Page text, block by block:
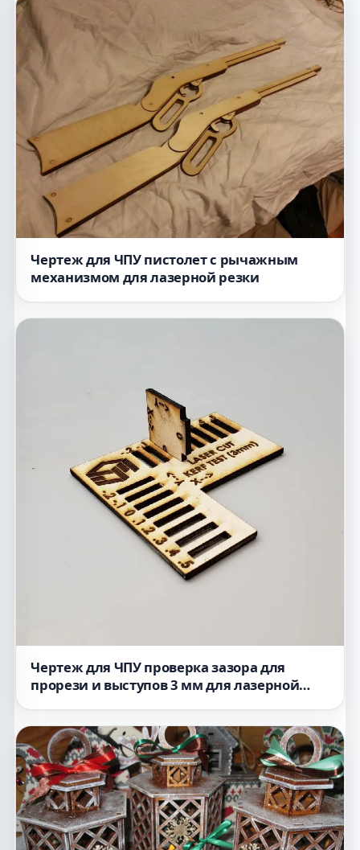
Чертеж для ЧПУ пистолет с рычажным
механизмом для лазерной резки
Чертеж для ЧПУ проверка зазора для
прорези и выступов 3 мм для лазерной